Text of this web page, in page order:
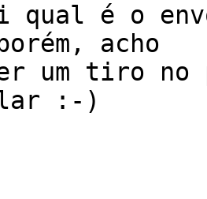
qual é o
acho
um tiro no
:-)